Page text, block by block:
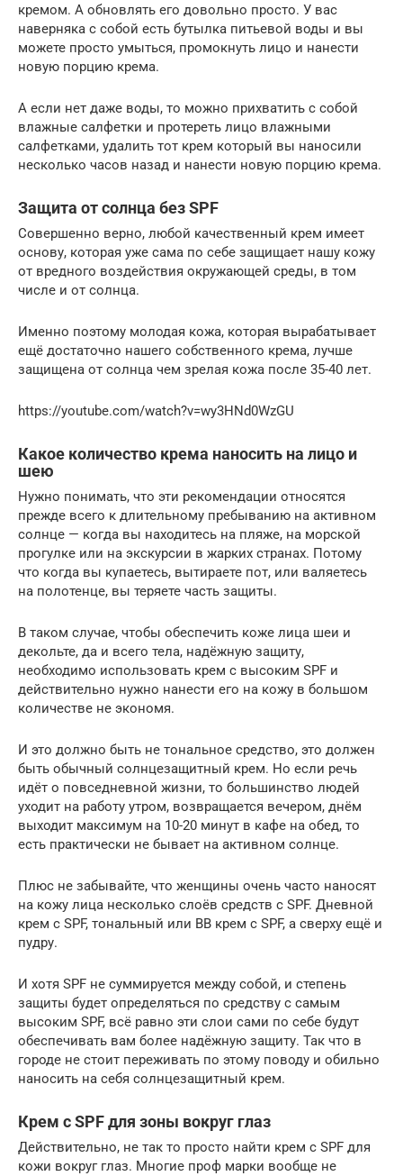
кремом. А обновлять его довольно просто. У вас
наверняка с собой есть бутылка питьевой воды и вы
можете просто умыться, промокнуть лицо и нанести
новую порцию крема.
А если нет даже воды, то можно прихватить с собой
влажные салфетки и протереть лицо влажными
салфетками, удалить тот крем который вы наносили
несколько часов назад и нанести новую порцию крема.
Защита от солнца без SPF
Совершенно верно, любой качественный крем имеет
основу, которая уже сама по себе защищает нашу кожу
от вредного воздействия окружающей среды, в том
числе и от солнца.
Именно поэтому молодая кожа, которая вырабатывает
ещё достаточно нашего собственного крема, лучше
защищена от солнца чем зрелая кожа после 35-40 лет.
https://youtube.com/watch?v=wy3HNd0WzGU
Какое количество крема наносить на лицо и
шею
Нужно понимать, что эти рекомендации относятся
прежде всего к длительному пребыванию на активном
солнце — когда вы находитесь на пляже, на морской
прогулке или на экскурсии в жарких странах. Потому
что когда вы купаетесь, вытираете пот, или валяетесь
на полотенце, вы теряете часть защиты.
В таком случае, чтобы обеспечить коже лица шеи и
декольте, да и всего тела, надёжную защиту,
необходимо использовать крем с высоким SPF и
действительно нужно нанести его на кожу в большом
количестве не экономя.
И это должно быть не тональное средство, это должен
быть обычный солнцезащитный крем. Но если речь
идёт о повседневной жизни, то большинство людей
уходит на работу утром, возвращается вечером, днём
выходит максимум на 10-20 минут в кафе на обед, то
есть практически не бывает на активном солнце.
Плюс не забывайте, что женщины очень часто наносят
на кожу лица несколько слоёв средств с SPF. Дневной
крем с SPF, тональный или ВВ крем с SPF, а сверху ещё и
пудру.
И хотя SPF не суммируется между собой, и степень
защиты будет определяться по средству с самым
высоким SPF, всё равно эти слои сами по себе будут
обеспечивать вам более надёжную защиту. Так что в
городе не стоит переживать по этому поводу и обильно
наносить на себя солнцезащитный крем.
Крем с SPF для зоны вокруг глаз
Действительно, не так то просто найти крем с SPF для
кожи вокруг глаз. Многие проф марки вообще не